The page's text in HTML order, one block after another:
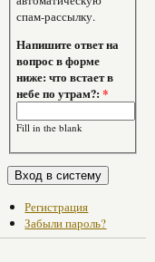
спам-рассылку.
Напишите ответ на
вопрос в форме
ниже: что встает в
небе по утрам?:*
Fill in the blank
Регистрация
Забыли пароль?